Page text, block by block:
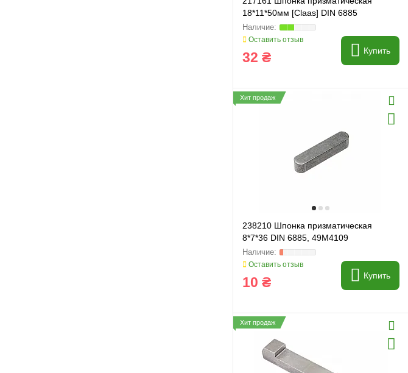
18*11*50мм [Claas] DIN 6885
Оставить отзыв
32 ₴ Купить
Хит продаж
238210 Шпонка призматическая
8*7*36 DIN 6885, 49M4109
Оставить отзыв
10 ₴ Купить
Хит продаж